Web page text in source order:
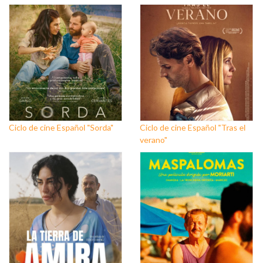
Ciclo de cine Español "Sorda"
Ciclo de cine Español "Tras el
verano"